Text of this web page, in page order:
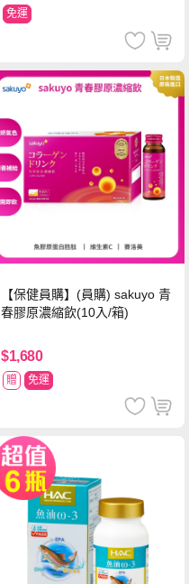
免運
【保健員購】(員購) sakuyo 青
春膠原濃縮飲(10入/箱)
$1,680
贈 免運